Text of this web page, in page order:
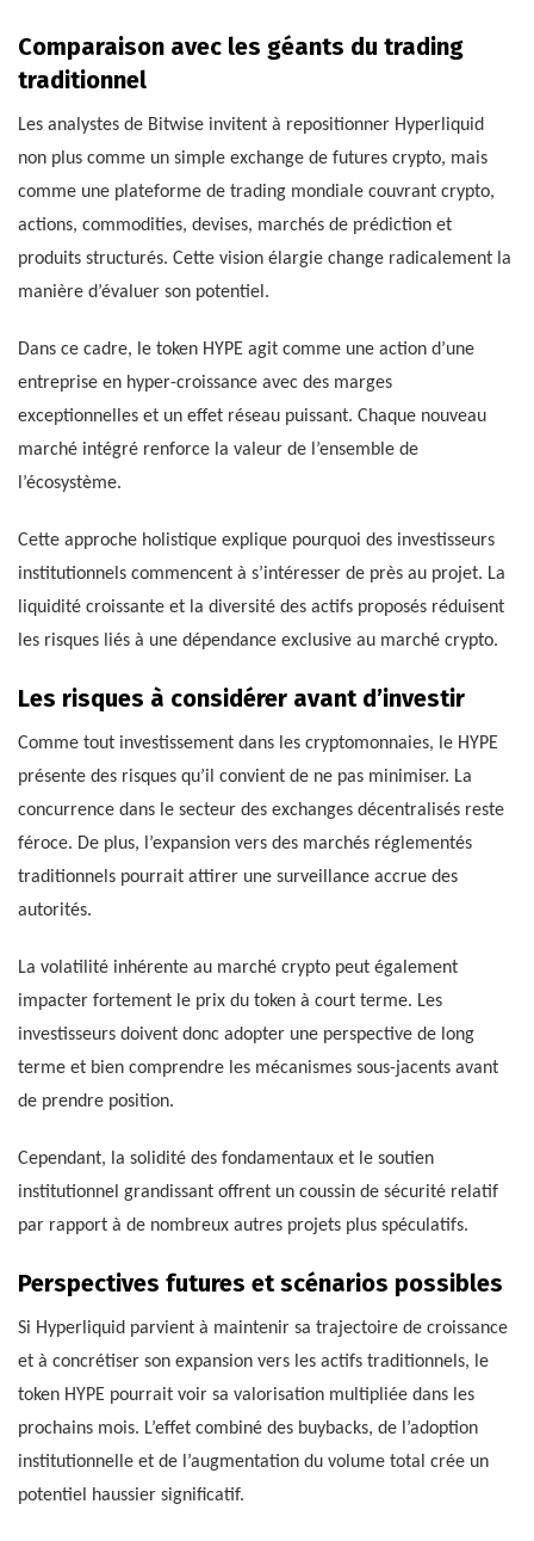
Comparaison avec les géants du trading
traditionnel
Les analystes de Bitwise invitent à repositionner Hyperliquid
non plus comme un simple exchange de futures crypto, mais
comme une plateforme de trading mondiale couvrant crypto,
actions, commodities, devises, marchés de prédiction et
produits structurés. Cette vision élargie change radicalement la
manière d’évaluer son potentiel.
Dans ce cadre, le token HYPE agit comme une action d’une
entreprise en hyper-croissance avec des marges
exceptionnelles et un effet réseau puissant. Chaque nouveau
marché intégré renforce la valeur de l’ensemble de
l’écosystème.
Cette approche holistique explique pourquoi des investisseurs
institutionnels commencent à s’intéresser de près au projet. La
liquidité croissante et la diversité des actifs proposés réduisent
les risques liés à une dépendance exclusive au marché crypto.
Les risques à considérer avant d’investir
Comme tout investissement dans les cryptomonnaies, le HYPE
présente des risques qu’il convient de ne pas minimiser. La
concurrence dans le secteur des exchanges décentralisés reste
féroce. De plus, l’expansion vers des marchés réglementés
traditionnels pourrait attirer une surveillance accrue des
autorités.
La volatilité inhérente au marché crypto peut également
impacter fortement le prix du token à court terme. Les
investisseurs doivent donc adopter une perspective de long
terme et bien comprendre les mécanismes sous-jacents avant
de prendre position.
Cependant, la solidité des fondamentaux et le soutien
institutionnel grandissant offrent un coussin de sécurité relatif
par rapport à de nombreux autres projets plus spéculatifs.
Perspectives futures et scénarios possibles
Si Hyperliquid parvient à maintenir sa trajectoire de croissance
et à concrétiser son expansion vers les actifs traditionnels, le
token HYPE pourrait voir sa valorisation multipliée dans les
prochains mois. L’effet combiné des buybacks, de l’adoption
institutionnelle et de l’augmentation du volume total crée un
potentiel haussier significatif.